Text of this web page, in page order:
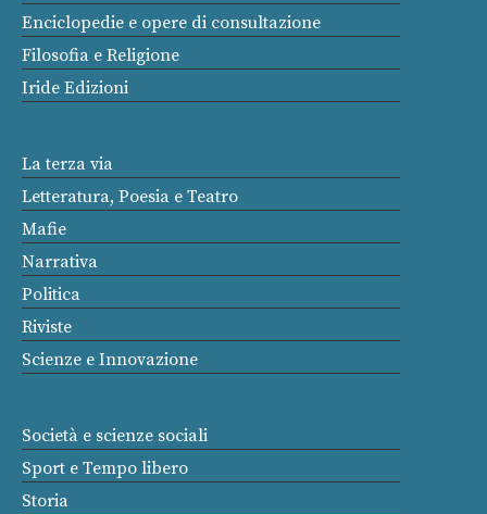
Enciclopedie e opere di consultazione
Filosofia e Religione
Iride Edizioni
La terza via
Letteratura, Poesia e Teatro
Mafie
Narrativa
Politica
Riviste
Scienze e Innovazione
Società e scienze sociali
Sport e Tempo libero
Storia